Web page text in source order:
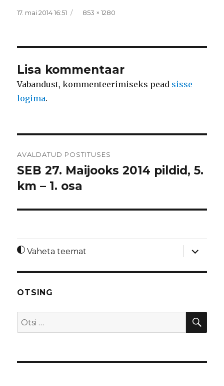
Postitatud
17. mai 2014 16:51 Täissuurus
853 × 1280
Lisa kommentaar
Vabandust, kommenteerimiseks pead sisse
logima.
AVALDATUD POSTITUSES
SEB 27. Maijooks 2014 pildid, 5.
km – 1. osa
Vaheta teemat
laienda
OTSING
Otsi: